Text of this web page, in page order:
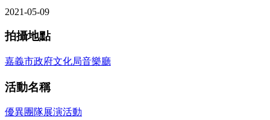
2021-05-09
拍攝地點
嘉義市政府文化局音樂廳
活動名稱
優異團隊展演活動